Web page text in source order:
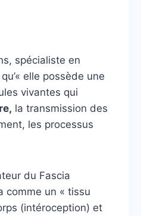
spécialiste en
elle possède une
vivantes qui
la transmission des
les processus
du Fascia
comme un « tissu
(intéroception) et